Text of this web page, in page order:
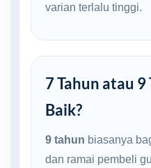
varian terlalu tinggi.
7 Tahun atau 9
Baik?
9 tahun biasanya
dan ramai pembeli